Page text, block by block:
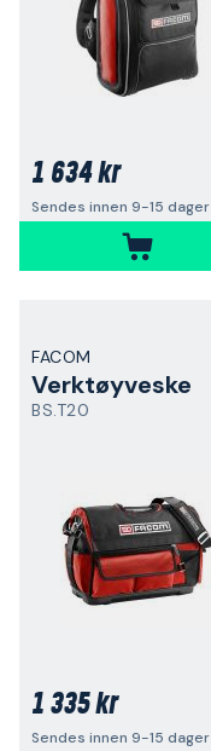
1 634 kr
Sendes innen 9-15 dager
FACOM
Verktøyveske
BS.T20
1 335 kr
Sendes innen 9-15 dager